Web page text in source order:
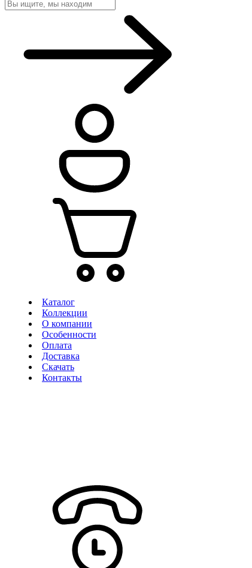
Каталог
Коллекции
О компании
Особенности
Оплата
Доставка
Скачать
Контакты